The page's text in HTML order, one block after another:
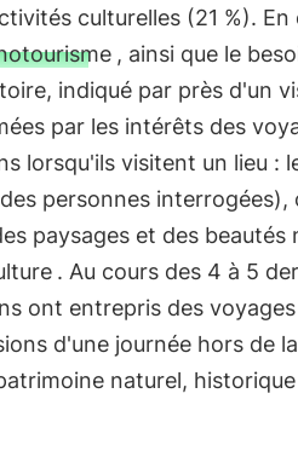
culturelles (21 %).
, ainsi que le
indiqué par près d'un
par les intérêts des
lorsqu'ils visitent un lieu :
personnes
paysages et des beautés
. Au cours des 4 à 5
ont entrepris des
d'une journée hors de
naturel,